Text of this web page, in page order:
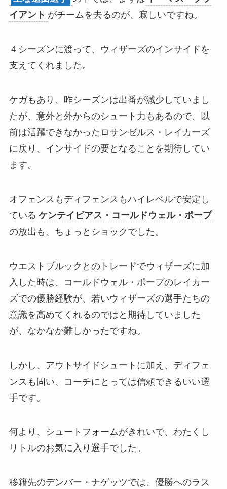
イアント がチームを去るのが、寂しいですね。
４シーズンに渡って、ウィザーズのインサイドを
支えてくれました。
ケガもあり、昨シーズンは出番が減少していまし
たが、意外と外からのシュート力もあるので、以
前は活躍できなかったロサンゼルス・レイカーズ
に戻り、インサイドの要となることを期待してい
ます。
オフェンスもディフェンスもハイレベルで安定し
ている ケンテイビアス・コールドウェル・ポープ
の放出も、ちょっとショックでした。
ウエストブルックとのトレードでウィザーズに加
入した時は、コールドウェル・ポープのレイカー
ズでの優勝経験が、若いウィザーズの選手たちの
意識を高めてくれるのではと期待していました
が、なかなか難しかったですね。
しかし、アウトサイドシュートに加え、ディフェ
ンスも固い、コーチにとっては信頼できるいい選
手です。
何より、シュートフォームがきれいで、わたくし
リトルのお気に入り選手でした。
移籍先のデンバー・ナゲッツでは、優勝へのラス